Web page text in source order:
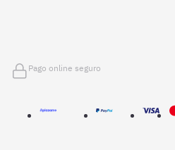
Pago online seguro